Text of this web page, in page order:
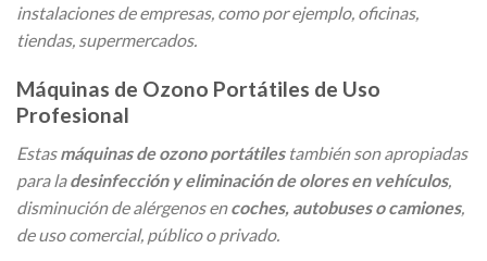
instalaciones de empresas, como por ejemplo, oficinas,
tiendas, supermercados.
Máquinas de Ozono Portátiles de Uso
Profesional
Estasmáquinas de ozono portátilestambién son apropiadas
para ladesinfección y eliminación de olores en vehículos,
disminución de alérgenos encoches, autobuses o camiones,
de uso comercial, público o privado.